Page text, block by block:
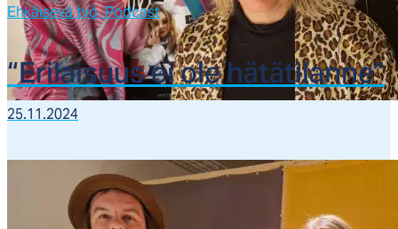
25.11.2024
Ehkäisevä työ,Podcast
“Eri­lai­suus ei ole hä­tä­ti­lan­ne”